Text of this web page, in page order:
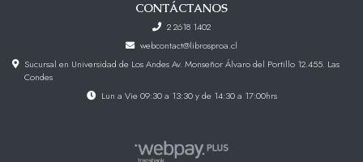
CONTÁCTANOS
2 2618 1402
webcontact@librosproa.cl
Sucursal en Universidad de Los Andes Av. Monseñor Álvaro del Portillo 12.455. Las
Condes
Lun a Vie 09:30 a 13:30 y de 14:30 a 17:00hrs